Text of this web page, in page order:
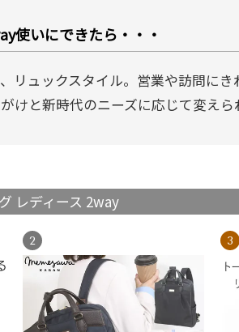
使いにできたら・・・
リュックスタイル。営業や訪問に
けと新時代のニーズに応じて変えら
レディース 2way